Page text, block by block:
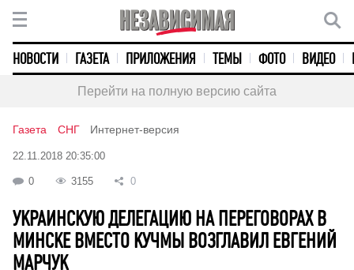
НОВОСТИ ГАЗЕТА ПРИЛОЖЕНИЯ ТЕМЫ ФОТО ВИДЕО
Перейти на полную версию сайта
Газета СНГ Интернет-версия
22.11.2018 20:35:00
0 3155 0
УКРАИНСКУЮ ДЕЛЕГАЦИЮ НА ПЕРЕГОВОРАХ В
МИНСКЕ ВМЕСТО КУЧМЫ ВОЗГЛАВИЛ ЕВГЕНИЙ
МАРЧУК